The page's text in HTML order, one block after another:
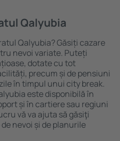
Qalyubia
Qalyubia? Găsiți cazare
nevoi variate. Puteți
dotate cu tot
precum și de pensiuni
în timpul unui city break.
este disponibilă în
și în cartiere sau regiuni
vă va ajuta să găsiţi
nevoi și de planurile